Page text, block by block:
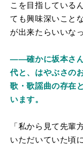
こを目指している
ても興味深いこと
が出来たらいいな
――確かに坂本さ
代と、はやぶさの
歌・歌謡曲の存在
います。
「私から見て先輩
いただいていた頃